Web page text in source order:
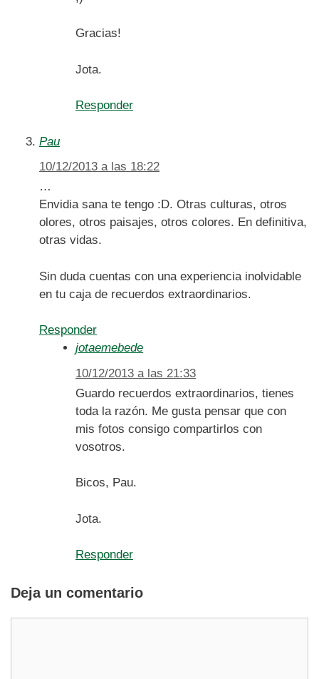
Gracias!
Jota.
Responder
Pau
10/12/2013 a las 18:22
…
Envidia sana te tengo :D. Otras culturas, otros
olores, otros paisajes, otros colores. En definitiva,
otras vidas.
Sin duda cuentas con una experiencia inolvidable
en tu caja de recuerdos extraordinarios.
Responder
jotaemebede
10/12/2013 a las 21:33
Guardo recuerdos extraordinarios, tienes
toda la razón. Me gusta pensar que con
mis fotos consigo compartirlos con
vosotros.
Bicos, Pau.
Jota.
Responder
Deja un comentario